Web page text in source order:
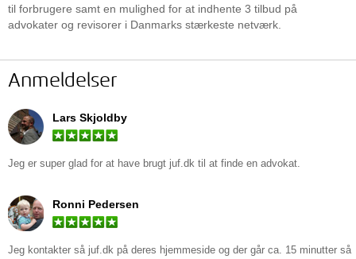
til forbrugere samt en mulighed for at indhente 3 tilbud på
advokater og revisorer i Danmarks stærkeste netværk.
Anmeldelser
Lars Skjoldby
Jeg er super glad for at have brugt juf.dk til at finde en advokat.
Ronni Pedersen
Jeg kontakter så juf.dk på deres hjemmeside og der går ca. 15 minutter så